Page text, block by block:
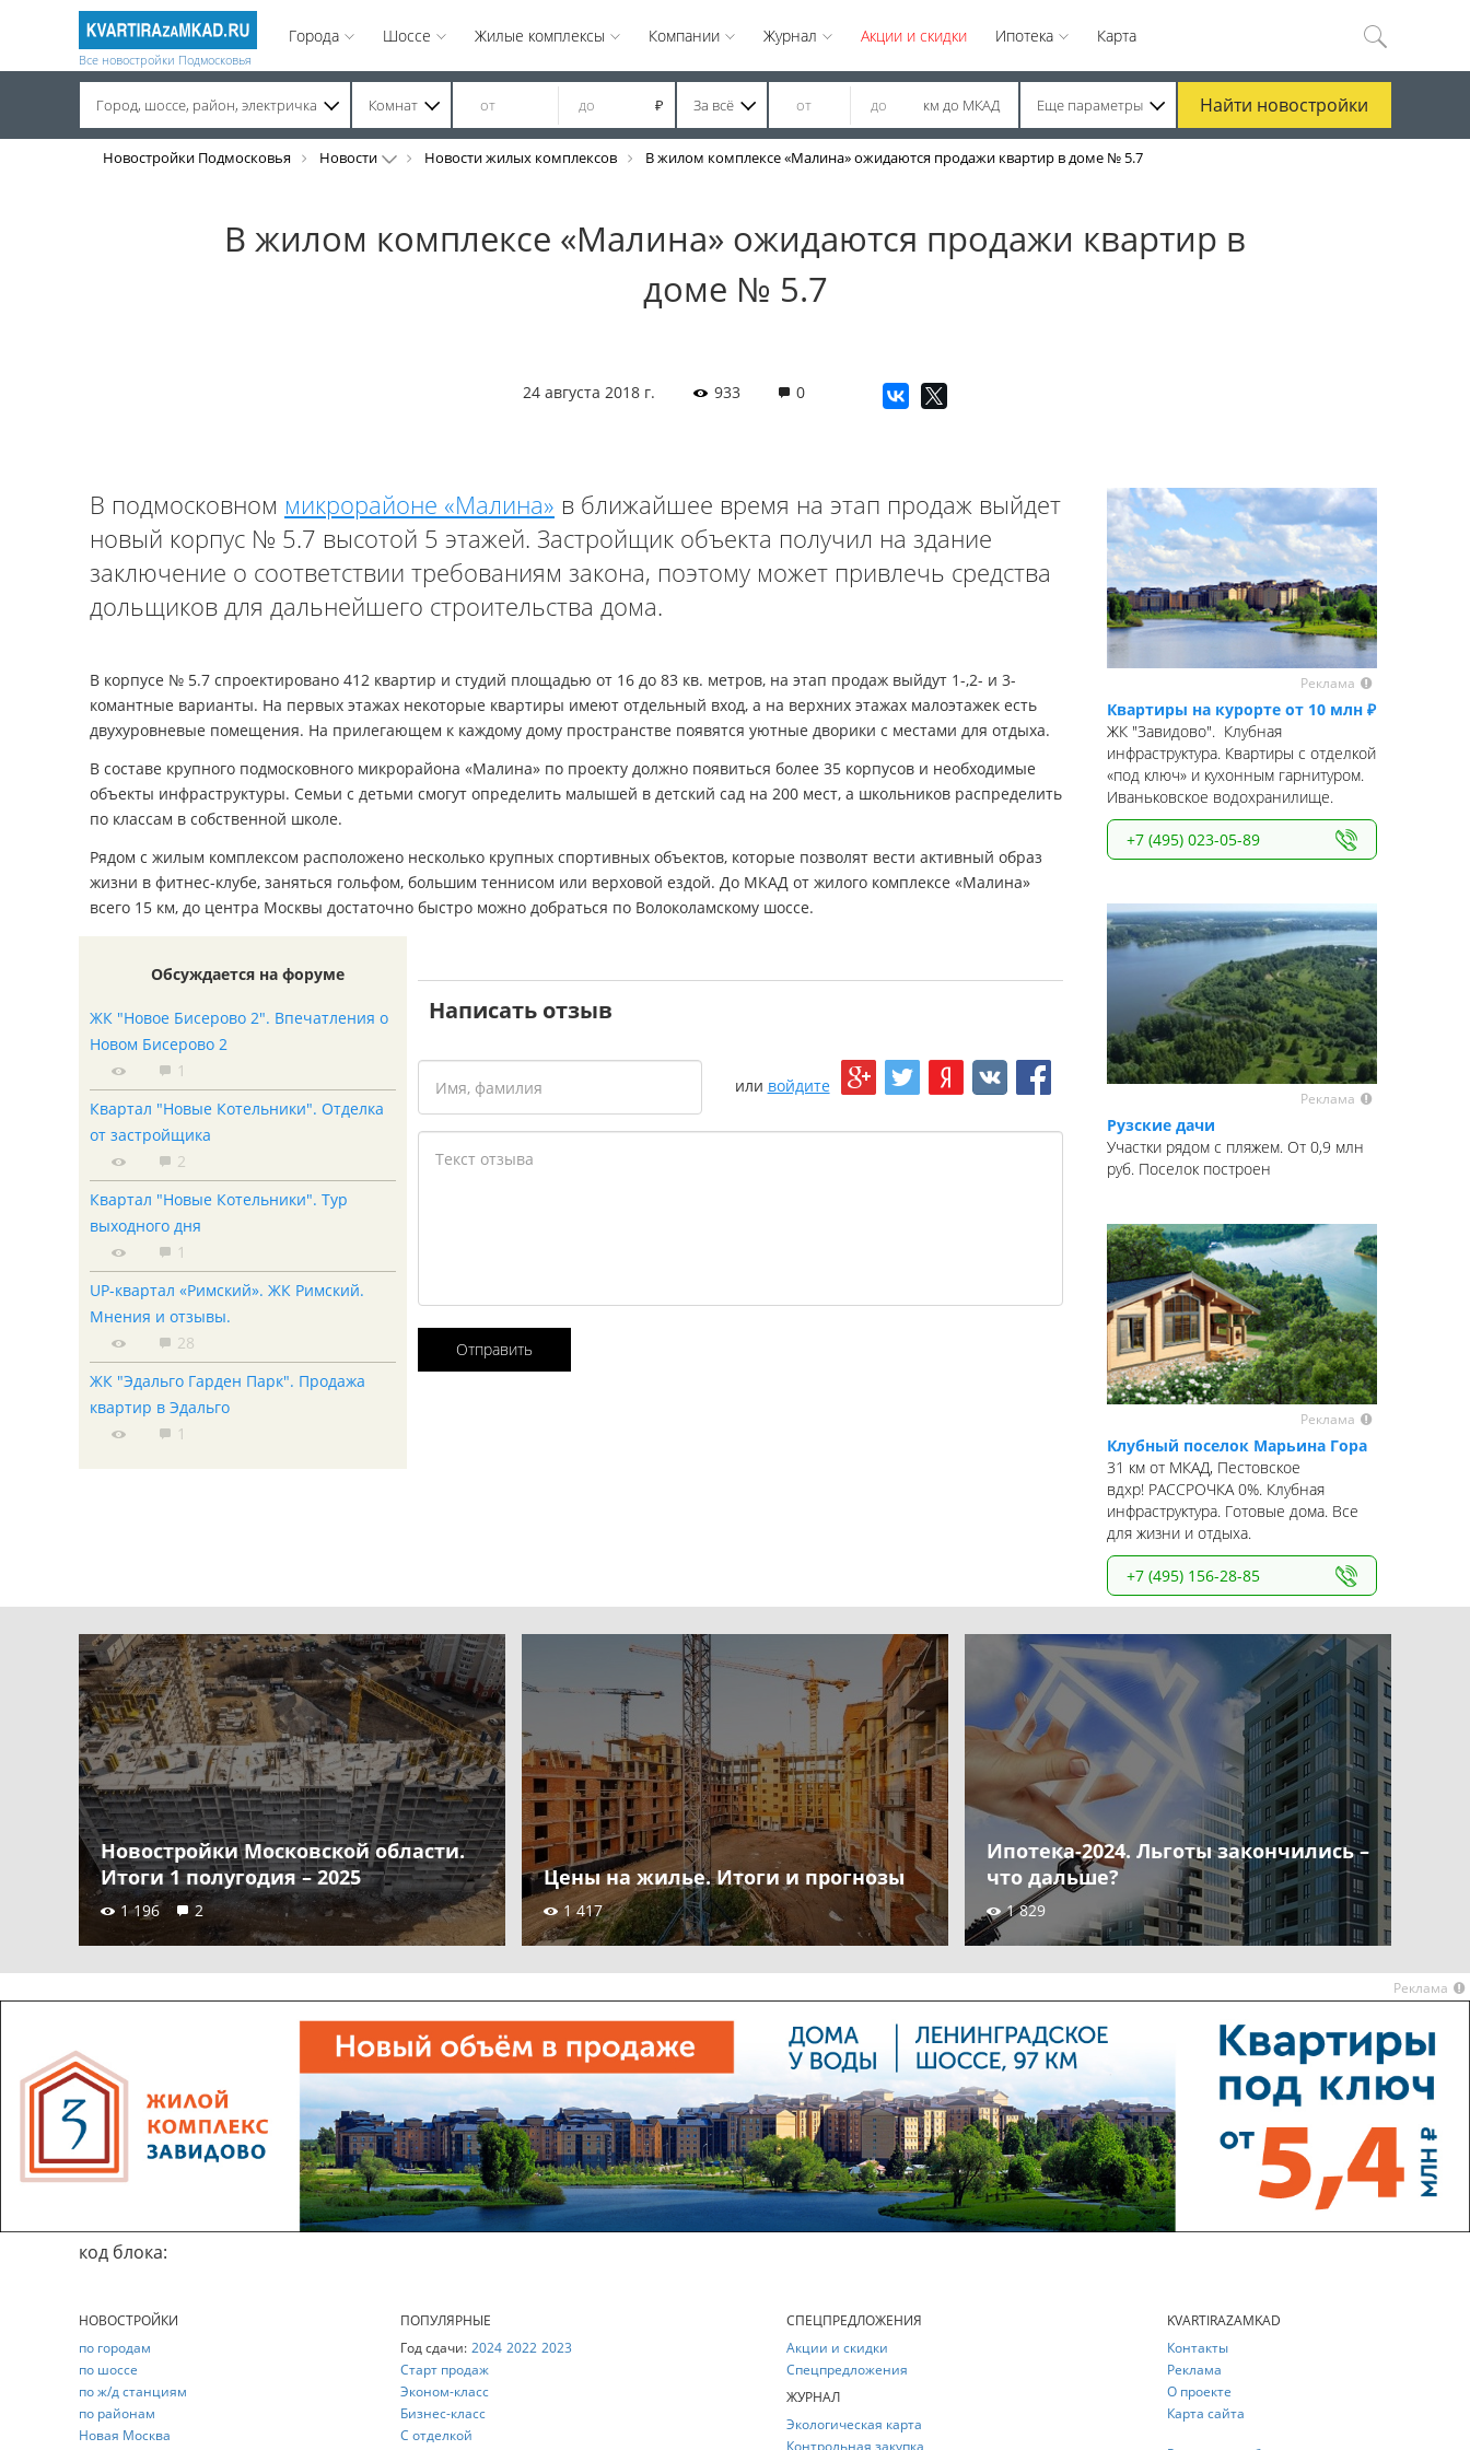
Все новостройки Подмосковья
Города Шоссе Жилые комплексы Компании Журнал Акции и скидки Ипотека Карта
Город, шоссе, район, электричка Комнат ₽ За всё км до МКАД Еще параметры Найти новостройки
Новостройки Подмосковья Новости Новости жилых комплексов В жилом комплексе «Малина» ожидаются продажи квартир в доме № 5.7
В жилом комплексе «Малина» ожидаются продажи квартир в
доме № 5.7
24 августа 2018 г. 933 0
В подмосковном микрорайоне «Малина» в ближайшее время на этап продаж выйдет
новый корпус № 5.7 высотой 5 этажей. Застройщик объекта получил на здание
заключение о соответствии требованиям закона, поэтому может привлечь средства
дольщиков для дальнейшего строительства дома.
В корпусе № 5.7 спроектировано 412 квартир и студий площадью от 16 до 83 кв. метров, на этап продаж выйдут 1-,2- и 3-
комантные варианты. На первых этажах некоторые квартиры имеют отдельный вход, а на верхних этажах малоэтажек есть
двухуровневые помещения. На прилегающем к каждому дому пространстве появятся уютные дворики с местами для отдыха.
В составе крупного подмосковного микрорайона «Малина» по проекту должно появиться более 35 корпусов и необходимые
объекты инфраструктуры. Семьи с детьми смогут определить малышей в детский сад на 200 мест, а школьников распределить
по классам в собственной школе.
Рядом с жилым комплексом расположено несколько крупных спортивных объектов, которые позволят вести активный образ
жизни в фитнес-клубе, заняться гольфом, большим теннисом или верховой ездой. До МКАД от жилого комплексе «Малина»
всего 15 км, до центра Москвы достаточно быстро можно добраться по Волоколамскому шоссе.
Обсуждается на форуме
ЖК "Новое Бисерово 2". Впечатления о
Новом Бисерово 2
1
Квартал "Новые Котельники". Отделка
от застройщика
2
Квартал "Новые Котельники". Тур
выходного дня
1
UP-квартал «Римский». ЖК Римский.
Мнения и отзывы.
28
ЖК "Эдальго Гарден Парк". Продажа
квартир в Эдальго
1
Написать отзыв
или войдите
Отправить
Реклама
Квартиры на курорте от 10 млн ₽
ЖК "Завидово". Клубная
инфраструктура. Квартиры с отделкой
«под ключ» и кухонным гарнитуром.
Иваньковское водохранилище.
+7 (495) 023-05-89
Реклама
Рузские дачи
Участки рядом с пляжем. От 0,9 млн
руб. Поселок построен
Реклама
Клубный поселок Марьина Гора
31 км от МКАД, Пестовское
вдхр! РАССРОЧКА 0%. Клубная
инфраструктура. Готовые дома. Все
для жизни и отдыха.
+7 (495) 156-28-85
Новостройки Московской области.
Итоги 1 полугодия – 2025
1 196 2
Цены на жилье. Итоги и прогнозы
1 417
Ипотека-2024. Льготы закончились –
что дальше?
1 829
Реклама
код блока:
НОВОСТРОЙКИ
по городам
по шоссе
по ж/д станциям
по районам
Новая Москва
ПОПУЛЯРНЫЕ
Год сдачи: 2024 2022 2023
Старт продаж
Эконом-класс
Бизнес-класс
С отделкой
СПЕЦПРЕДЛОЖЕНИЯ
Акции и скидки
Спецпредложения
ЖУРНАЛ
Экологическая карта
Контрольная закупка
KVARTIRAZAMKAD
Контакты
Реклама
О проекте
Карта сайта